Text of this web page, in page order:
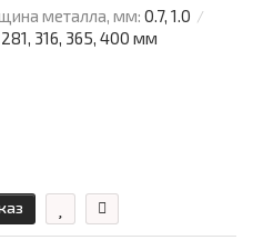
металла, мм: 0.7, 1.0
281, 316, 365, 400 мм